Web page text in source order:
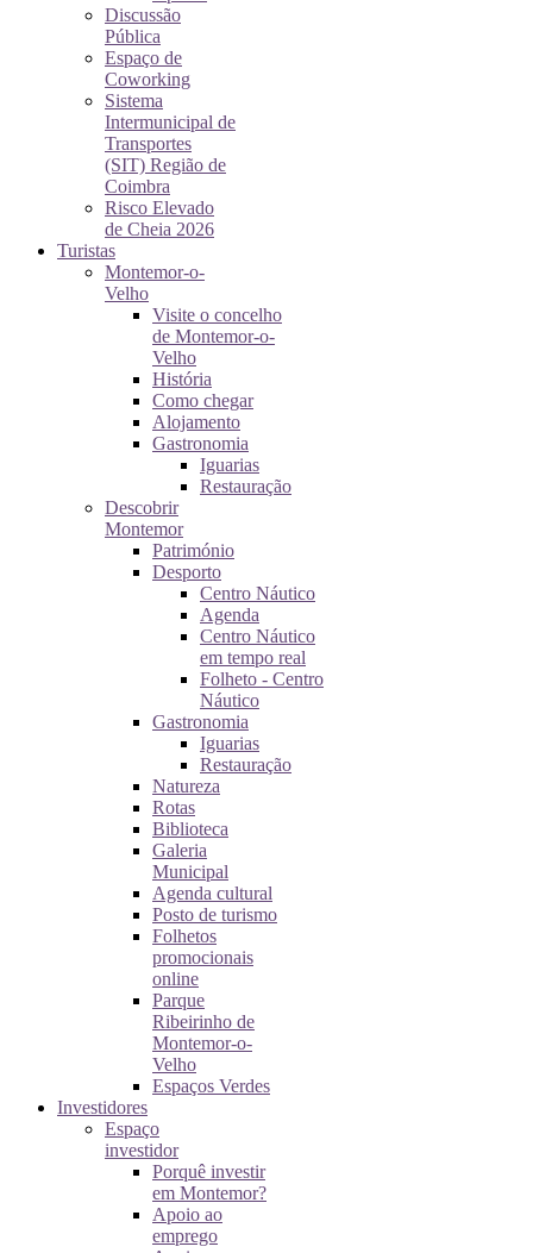
Discussão
Pública
Espaço de
Coworking
Sistema
Intermunicipal de
Transportes
(SIT) Região de
Coimbra
Risco Elevado
de Cheia 2026
Turistas
Montemor-o-
Velho
Visite o concelho
de Montemor-o-
Velho
História
Como chegar
Alojamento
Gastronomia
Iguarias
Restauração
Descobrir
Montemor
Património
Desporto
Centro Náutico
Agenda
Centro Náutico
em tempo real
Folheto - Centro
Náutico
Gastronomia
Iguarias
Restauração
Natureza
Rotas
Biblioteca
Galeria
Municipal
Agenda cultural
Posto de turismo
Folhetos
promocionais
online
Parque
Ribeirinho de
Montemor-o-
Velho
Espaços Verdes
Investidores
Espaço
investidor
Porquê investir
em Montemor?
Apoio ao
emprego